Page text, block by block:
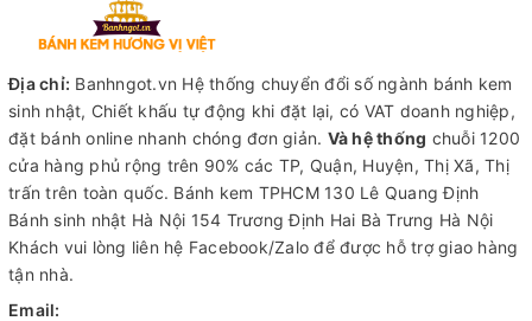
Địa chỉ: Banhngot.vn Hệ thống chuyển đổi số ngành bánh kem
sinh nhật, Chiết khấu tự động khi đặt lại, có VAT doanh nghiệp,
đặt bánh online nhanh chóng đơn giản. Và hệ thống chuỗi 1200
cửa hàng phủ rộng trên 90% các TP, Quận, Huyện, Thị Xã, Thị
trấn trên toàn quốc. Bánh kem TPHCM130 Lê Quang Định
Bánh sinh nhật Hà Nội 154 Trương Định Hai Bà Trưng Hà Nội
Khách vui lòng liên hệ Facebook/Zalo để được hỗ trợ giao hàng
tận nhà.
Email: